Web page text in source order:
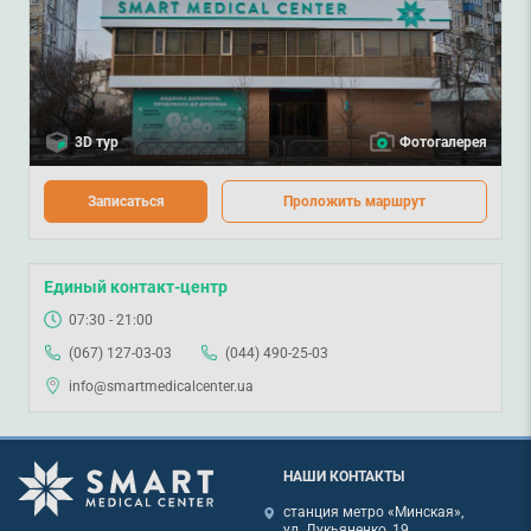
3D тур Фотогалерея
Записаться Проложить маршрут
Единый контакт-центр
07:30 - 21:00
(067) 127-03-03
(044) 490-25-03
info@smartmedicalcenter.ua
НАШИ КОНТАКТЫ
станция метро «Минская»,